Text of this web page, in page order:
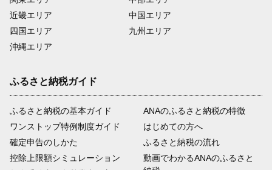
近畿エリア
四国エリア
沖縄エリア
中国エリア
九州エリア
ふるさと納税ガイド
ふるさと納税の基本ガイド
ワンストップ特例制度ガイド
確定申告のしかた
控除上限額シミュレーション
ANAのふるさと納税の特徴
はじめての方へ
ふるさと納税の流れ
動画でわかるANAのふるさと